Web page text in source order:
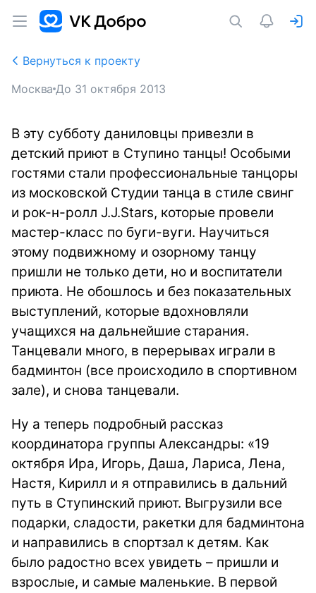
Вернуться к проекту
Москва До 31 октября 2013
В эту субботу даниловцы привезли в
детский приют в Ступино танцы! Особыми
гостями стали профессиональные танцоры
из московской Студии танца в стиле свинг
и рок-н-ролл J.J.Stars, которые провели
мастер-класс по буги-вуги. Научиться
этому подвижному и озорному танцу
пришли не только дети, но и воспитатели
приюта. Не обошлось и без показательных
выступлений, которые вдохновляли
учащихся на дальнейшие старания.
Танцевали много, в перерывах играли в
бадминтон (все происходило в спортивном
зале), и снова танцевали.
Ну а теперь подробный рассказ
координатора группы Александры: «19
октября Ира, Игорь, Даша, Лариса, Лена,
Настя, Кирилл и я отправились в дальний
путь в Ступинский приют. Выгрузили все
подарки, сладости, ракетки для бадминтона
и направились в спортзал к детям. Как
было радостно всех увидеть – пришли и
взрослые, и самые маленькие. В первой